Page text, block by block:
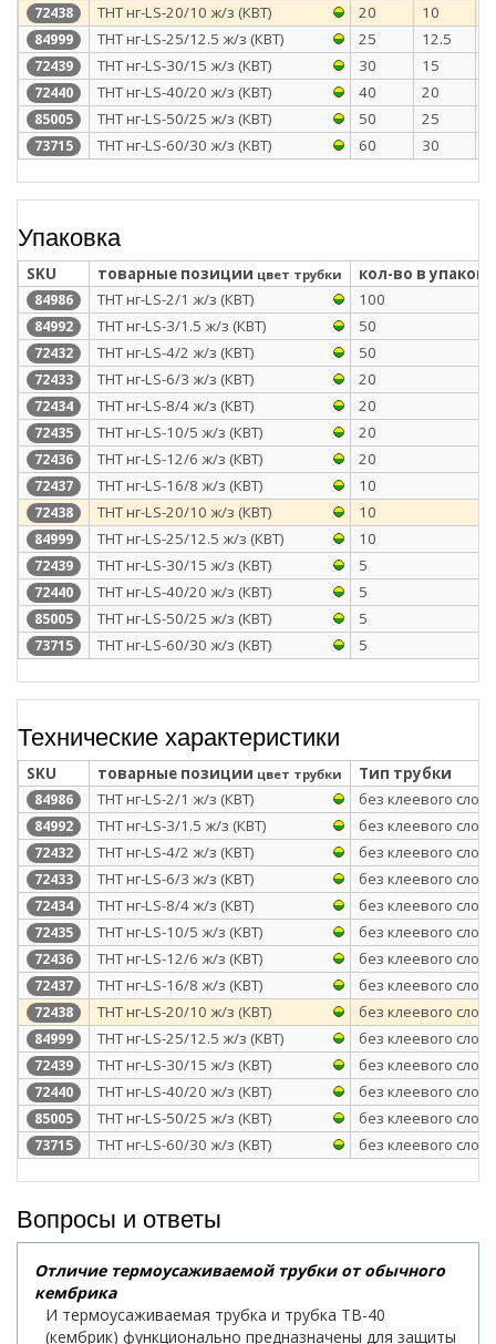
72438 ТНТ нг-LS-20/10 ж/з (КВТ) 20 10
84999 ТНТ нг-LS-25/12.5 ж/з (КВТ) 25 12.5
72439 ТНТ нг-LS-30/15 ж/з (КВТ) 30 15
72440 ТНТ нг-LS-40/20 ж/з (КВТ) 40 20
85005 ТНТ нг-LS-50/25 ж/з (КВТ) 50 25
73715 ТНТ нг-LS-60/30 ж/з (КВТ) 60 30
Упаковка
SKU товарные позиции цвет трубки кол-во в
84986 ТНТ нг-LS-2/1 ж/з (КВТ) 100
84992 ТНТ нг-LS-3/1.5 ж/з (КВТ) 50
72432 ТНТ нг-LS-4/2 ж/з (КВТ) 50
72433 ТНТ нг-LS-6/3 ж/з (КВТ) 20
72434 ТНТ нг-LS-8/4 ж/з (КВТ) 20
72435 ТНТ нг-LS-10/5 ж/з (КВТ) 20
72436 ТНТ нг-LS-12/6 ж/з (КВТ) 20
72437 ТНТ нг-LS-16/8 ж/з (КВТ) 10
72438 ТНТ нг-LS-20/10 ж/з (КВТ) 10
84999 ТНТ нг-LS-25/12.5 ж/з (КВТ) 10
72439 ТНТ нг-LS-30/15 ж/з (КВТ) 5
72440 ТНТ нг-LS-40/20 ж/з (КВТ) 5
85005 ТНТ нг-LS-50/25 ж/з (КВТ) 5
73715 ТНТ нг-LS-60/30 ж/з (КВТ) 5
Технические характеристики
SKU товарные позиции цвет трубки Тип трубки
84986 ТНТ нг-LS-2/1 ж/з (КВТ) без клеевого слоя
84992 ТНТ нг-LS-3/1.5 ж/з (КВТ) без клеевого слоя
72432 ТНТ нг-LS-4/2 ж/з (КВТ) без клеевого слоя
72433 ТНТ нг-LS-6/3 ж/з (КВТ) без клеевого слоя
72434 ТНТ нг-LS-8/4 ж/з (КВТ) без клеевого слоя
72435 ТНТ нг-LS-10/5 ж/з (КВТ) без клеевого слоя
72436 ТНТ нг-LS-12/6 ж/з (КВТ) без клеевого слоя
72437 ТНТ нг-LS-16/8 ж/з (КВТ) без клеевого слоя
72438 ТНТ нг-LS-20/10 ж/з (КВТ) без клеевого слоя
84999 ТНТ нг-LS-25/12.5 ж/з (КВТ) без клеевого слоя
72439 ТНТ нг-LS-30/15 ж/з (КВТ) без клеевого слоя
72440 ТНТ нг-LS-40/20 ж/з (КВТ) без клеевого слоя
85005 ТНТ нг-LS-50/25 ж/з (КВТ) без клеевого слоя
73715 ТНТ нг-LS-60/30 ж/з (КВТ) без клеевого слоя
Вопросы и ответы
Отличие термоусаживаемой трубки от обычного
кембрика
И термоусаживаемая трубка и трубка ТВ-40
(кембрик) функционально предназначены для защиты